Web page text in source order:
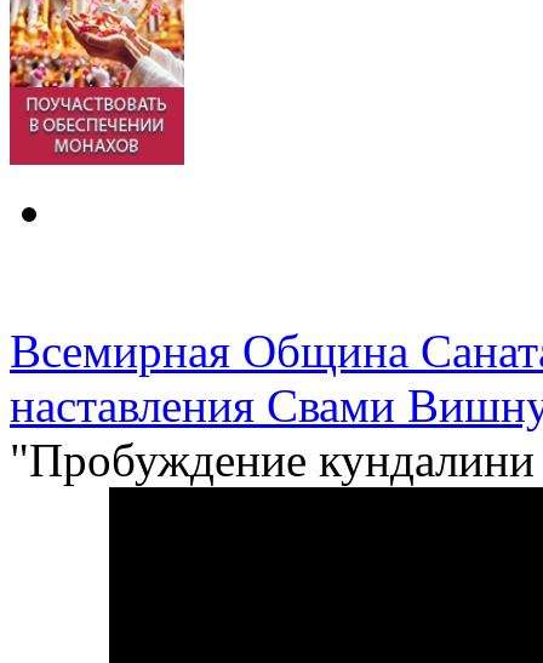
Всемирная Община
наставления Свами
"Пробуждение кундалини